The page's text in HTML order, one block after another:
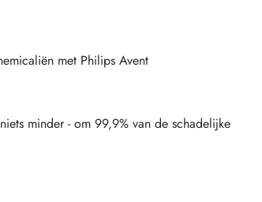
met Philips Avent
minder - om 99,9% van de schadelijke